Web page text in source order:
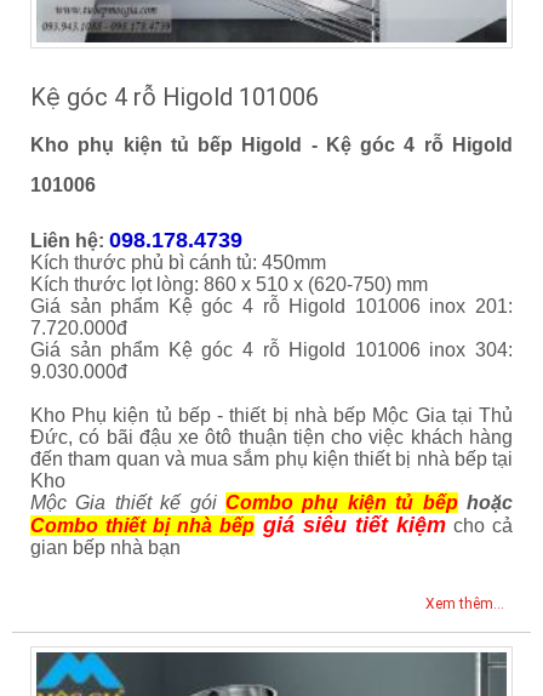
Kệ góc 4 rỗ Higold 101006
Kho phụ kiện tủ bếp Higold -Kệ góc 4 rỗ Higold
101006
Liên hệ: 098.178.4739
Kích thước phủ bì cánh tủ: 450mm
Kích thước lọt lòng: 860 x 510 x (620-750) mm
Giá sản phẩm Kệ góc 4 rỗ Higold 101006 inox 201:
7.720.000đ
Giá sản phẩm Kệ góc 4 rỗ Higold 101006 inox 304:
9.030.000đ
Kho Phụ kiện tủ bếp - thiết bị nhà bếp Mộc Gia tại Thủ
Đức, có bãi đậu xe ôtô thuận tiện cho việc khách hàng
đến tham quan và mua sắm phụ kiện thiết bị nhà bếp tại
Kho
Mộc Gia thiết kế gói Combo phụ kiện tủ bếphoặc
Combo thiết bị nhà bếp giá siêu tiết kiệm cho cả
gian bếp nhà bạn
Xem thêm...